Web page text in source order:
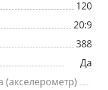
120
20:9
388
Да
(акселерометр)